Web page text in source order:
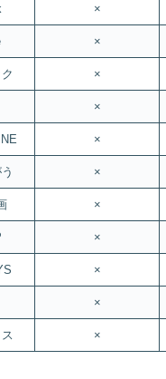
×
×
×
×
×
×
×
×
×
×
×